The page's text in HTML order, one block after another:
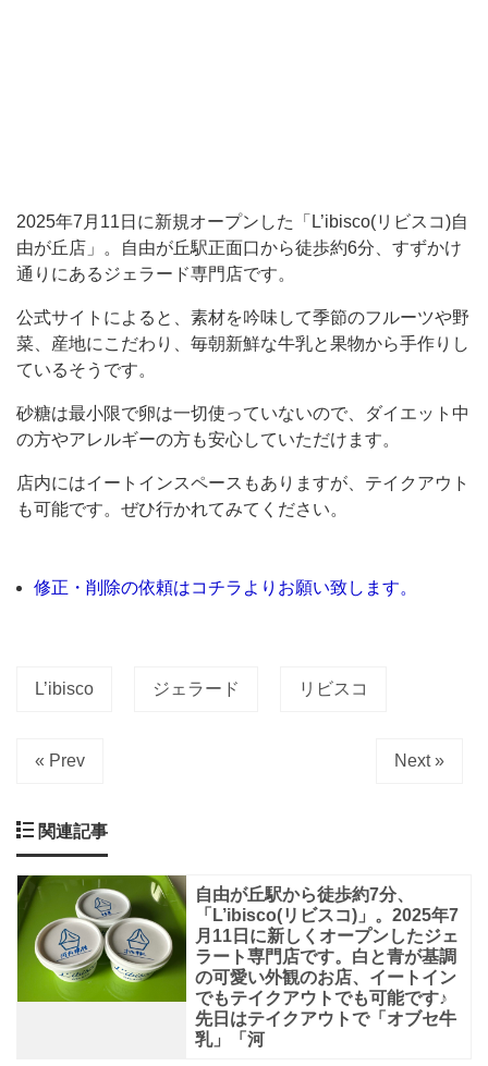
が
丘
正
面
か
徒
歩
6
ず
け
り
に
あ
る
ジ
2025年7月11日に新規オープンした「L’ibisco(リビスコ)自
由が丘店」。自由が丘駅正面口から徒歩約6分、すずかけ
通りにあるジェラード専門店です。
公式サイトによると、素材を吟味して季節のフルーツや野
菜、産地にこだわり、毎朝新鮮な牛乳と果物から手作りし
ているそうです。
砂糖は最小限で卵は一切使っていないので、ダイエット中
の方やアレルギーの方も安心していただけます。
店内にはイートインスペースもありますが、テイクアウト
も可能です。ぜひ行かれてみてください。
修正・削除の依頼はコチラよりお願い致します。
L’ibisco ジェラード リビスコ
« Prev Next »
関連記事
自由が丘駅から徒歩約7分、
「L’ibisco(リビスコ)」。2025年7
月11日に新しくオープンしたジェ
ラート専門店です。白と青が基調
の可愛い外観のお店、イートイン
でもテイクアウトでも可能です♪
先日はテイクアウトで「オブセ牛
乳」「河